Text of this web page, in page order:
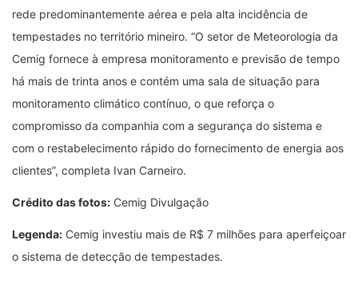
rede predominantemente aérea e pela alta incidência de
tempestades no território mineiro. “O setor de Meteorologia da
Cemig fornece à empresa monitoramento e previsão de tempo
há mais de trinta anos e contém uma sala de situação para
monitoramento climático contínuo, o que reforça o
compromisso da companhia com a segurança do sistema e
com o restabelecimento rápido do fornecimento de energia aos
clientes”, completa Ivan Carneiro.
Crédito das fotos: Cemig Divulgação
Legenda: Cemig investiu mais de R$ 7 milhões para aperfeiçoar
o sistema de detecção de tempestades.